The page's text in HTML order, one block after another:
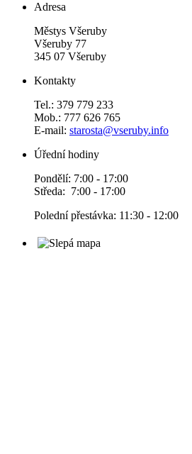
Adresa
Městys Všeruby
Všeruby 77
345 07 Všeruby
Kontakty
Tel.: 379 779 233
Mob.: 777 626 765
E-mail: starosta@vseruby.info
Úřední hodiny
Pondělí: 7:00 - 17:00
Středa: 7:00 - 17:00
Polední přestávka: 11:30 - 12:00